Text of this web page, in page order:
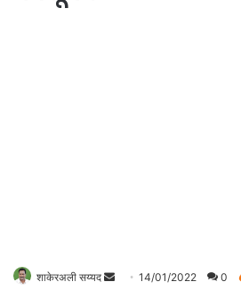
शाकेरअली सय्यद 14/01/2022 0